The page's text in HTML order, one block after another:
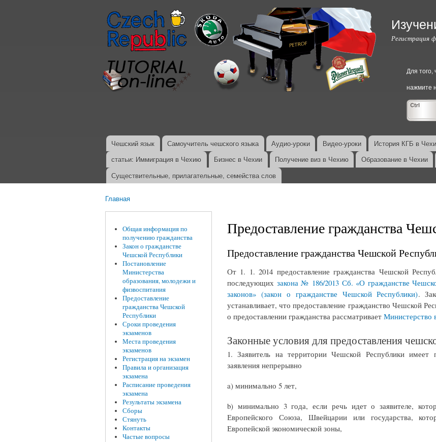
Перейти к
основному
содержанию
Регистрация
Для
нажмите
Главное меню
Чешский язык Самоучитель чешского языка Аудио-уроки Видео-уроки История КГБ в
статьи: Иммиграция в Чехию
Бизнес в Чехии Получение виз в Чехию Образование в Чехии
Существительные, прилагательные, семейства слов
Главная
Общая информация по
получению гражданства
Закон о гражданстве
Чешской Республики
Постановление
Министерства
образования, молодежи и
физвоспитания
Предоставление
гражданства Чешской
Республики
Сроки проведения
экзаменов
Места проведения
экзаменов
Регистрация на экзамен
Правила и организация
экзамена
Расписание проведения
экзамена
Результаты экзамена
Сборы
Стянуть
Контакты
Частые вопросы
Предоставление гражданства
Предоставление гражданства Чешской
От 1. 1. 2014 предоставление гражданства Чешской
последующих закона № 186/2013 Сб. «О гражданстве
законов» (закон о гражданстве Чешской Республики).
устанавливает, что предоставление гражданство Чешской
о предоставлении гражданства рассматривает Министерство
Законные условия для предоставления
1. Заявитель на территории Чешской Республики имеет
заявления непрерывно
a) минимально 5 лет,
b) минимально 3 года, если речь идет о заявителе,
Европейского Союза, Швейцарии или государства,
Европейской экономической зоны,